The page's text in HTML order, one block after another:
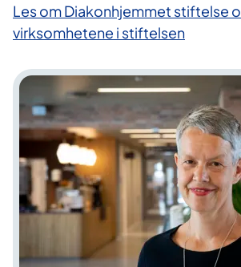
Les om Diakonhjemmet stiftelse​
virksomhetene i stiftelsen